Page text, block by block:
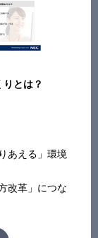
とは？
あえる」環境
改革」につな